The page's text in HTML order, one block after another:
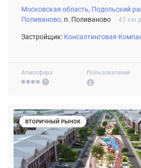
Атмосфера Пользователей
Московская область, Подольский
Поливаново, п. Поливаново 45 км
Застройщик: Консалтинговая
ВТОРИЧНЫЙ РЫНОК